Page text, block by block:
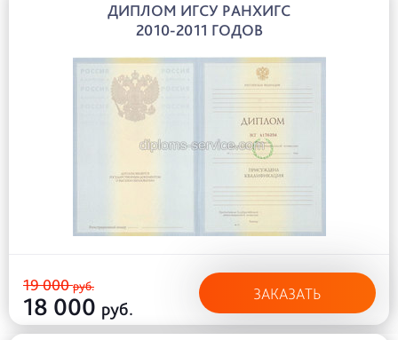
ДИПЛОМ ИГСУ РАНХИГС
2010-2011 ГОДОВ
19 000руб.
18 000 руб.
ЗАКАЗАТЬ